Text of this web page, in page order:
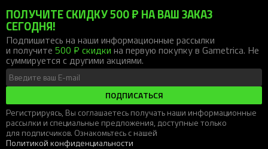
ПОЛУЧИТЕ СКИДКУ 500 ₽ НА ВАШ ЗАКАЗ
СЕГОДНЯ!
Подпишитесь на наши информационные рассылки
и получите 500 ₽ скидки на первую покупку в Gametrica. Не
суммируется с другими акциями.
ПОДПИСАТЬСЯ
Регистрируясь, Вы соглашаетесь получать наши информационные
рассылки и специальные предложения, доступные только
для подписчиков. Ознакомьтесь с нашей
Политикой конфиденциальности